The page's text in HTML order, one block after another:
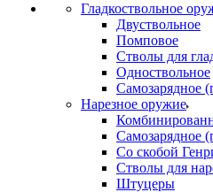
Гладкоствольное
Двуствольное
Помповое
Стволы для
Одноствольное
Самозарядное
Нарезное оружие
Самозарядное
Со скобой
Стволы для
Штуцеры